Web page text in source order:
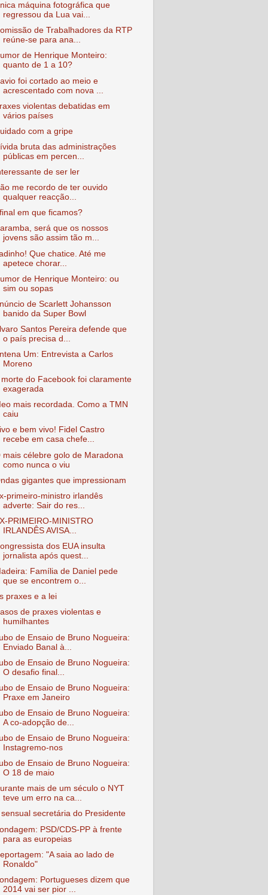
máquina fotográfica que
regressou da Lua vai...
de Trabalhadores da RTP
reúne-se para ana...
de Henrique Monteiro:
quanto de 1 a 10?
foi cortado ao meio e
acrescentado com nova ...
violentas debatidas em
vários países
com a gripe
bruta das administrações
públicas em percen...
de ser ler
me recordo de ter ouvido
qualquer reacção...
em que ficamos?
será que os nossos
jovens são assim tão m...
Que chatice. Até me
apetece chorar...
de Henrique Monteiro: ou
sim ou sopas
de Scarlett Johansson
banido da Super Bowl
Santos Pereira defende que
o país precisa d...
Um: Entrevista a Carlos
Moreno
morte do Facebook foi claramente
exagerada
mais recordada. Como a TMN
caiu
e bem vivo! Fidel Castro
recebe em casa chefe...
mais célebre golo de Maradona
como nunca o viu
gigantes que impressionam
primeiro-ministro irlandês
adverte: Sair do res...
PRIMEIRO-MINISTRO
IRLANDÊS AVISA...
dos EUA insulta
jornalista após quest...
Família de Daniel pede
que se encontrem o...
praxes e a lei
de praxes violentas e
humilhantes
de Ensaio de Bruno Nogueira:
Enviado Banal à...
de Ensaio de Bruno Nogueira:
O desafio final...
de Ensaio de Bruno Nogueira:
Praxe em Janeiro
de Ensaio de Bruno Nogueira:
A co-adopção de...
de Ensaio de Bruno Nogueira:
Instagremo-nos
de Ensaio de Bruno Nogueira:
O 18 de maio
mais de um século o NYT
teve um erro na ca...
sensual secretária do Presidente
PSD/CDS-PP à frente
para as europeias
"A saia ao lado de
Ronaldo"
Portugueses dizem que
2014 vai ser pior ...